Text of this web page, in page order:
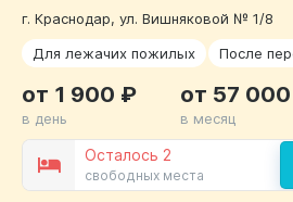
г. Краснодар, ул. Вишняковой № 1/8
Для лежачих пожилых
После
Осталось 2
свободных места
от 1 900 ₽
в день
от 57
в месяц